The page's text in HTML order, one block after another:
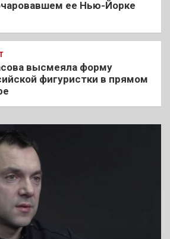
ее Нью-Йорке
высмеяла форму
фигуристки в прямом